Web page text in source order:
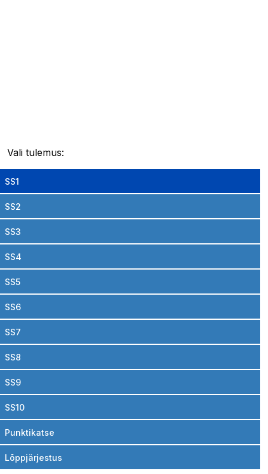
Vali tulemus:
SS1
SS2
SS3
SS4
SS5
SS6
SS7
SS8
SS9
SS10
Punktikatse
Lõppjärjestus